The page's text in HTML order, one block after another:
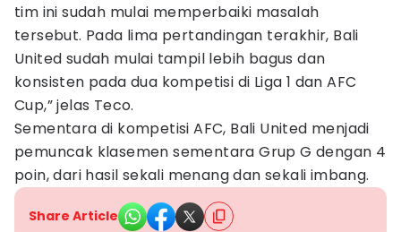
tim ini sudah mulai memperbaiki masalah
tersebut. Pada lima pertandingan terakhir, Bali
United sudah mulai tampil lebih bagus dan
konsisten pada dua kompetisi di Liga 1 dan AFC
Cup,” jelas Teco.
Sementara di kompetisi AFC, Bali United menjadi
pemuncak klasemen sementara Grup G dengan 4
poin, dari hasil sekali menang dan sekali imbang.
Share Article